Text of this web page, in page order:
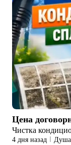
Цена
Чистка
4 дня назад